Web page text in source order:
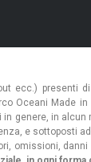
ecc.) presenti
Oceani Made
genere, in
e sottoposti
omissioni,